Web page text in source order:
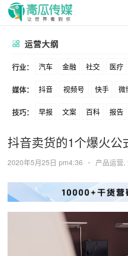
运营大纲
行业： 汽车 金融 社交 医疗
动漫 美妆 美食 家装
酒旅 母婴 宠物 文娱
广告 元宇宙 房地产
媒体： 抖音 视频号 快手 微
公众号 B站 小红书
Soul 360 百度 搜狗
美图 最右 神马 谷歌
Tiktok YouTube
技巧： 早报 文案 百科 报告
卖货 脚本 话术 电商
涨粉 广告 推广 方案
数据 拉新 活动 用户
抖音卖货的1个爆火公
2020年5月25日 pm4:36 • 产品运营,